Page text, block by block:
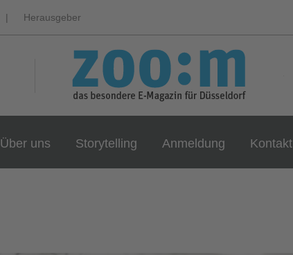
| Herausgeber
Über uns Storytelling Anmeldung Kontakt